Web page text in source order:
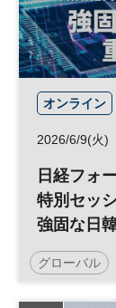
オンライン
2026/6/9(火)
日経フォ
特別セッ
強固な日
グローバル